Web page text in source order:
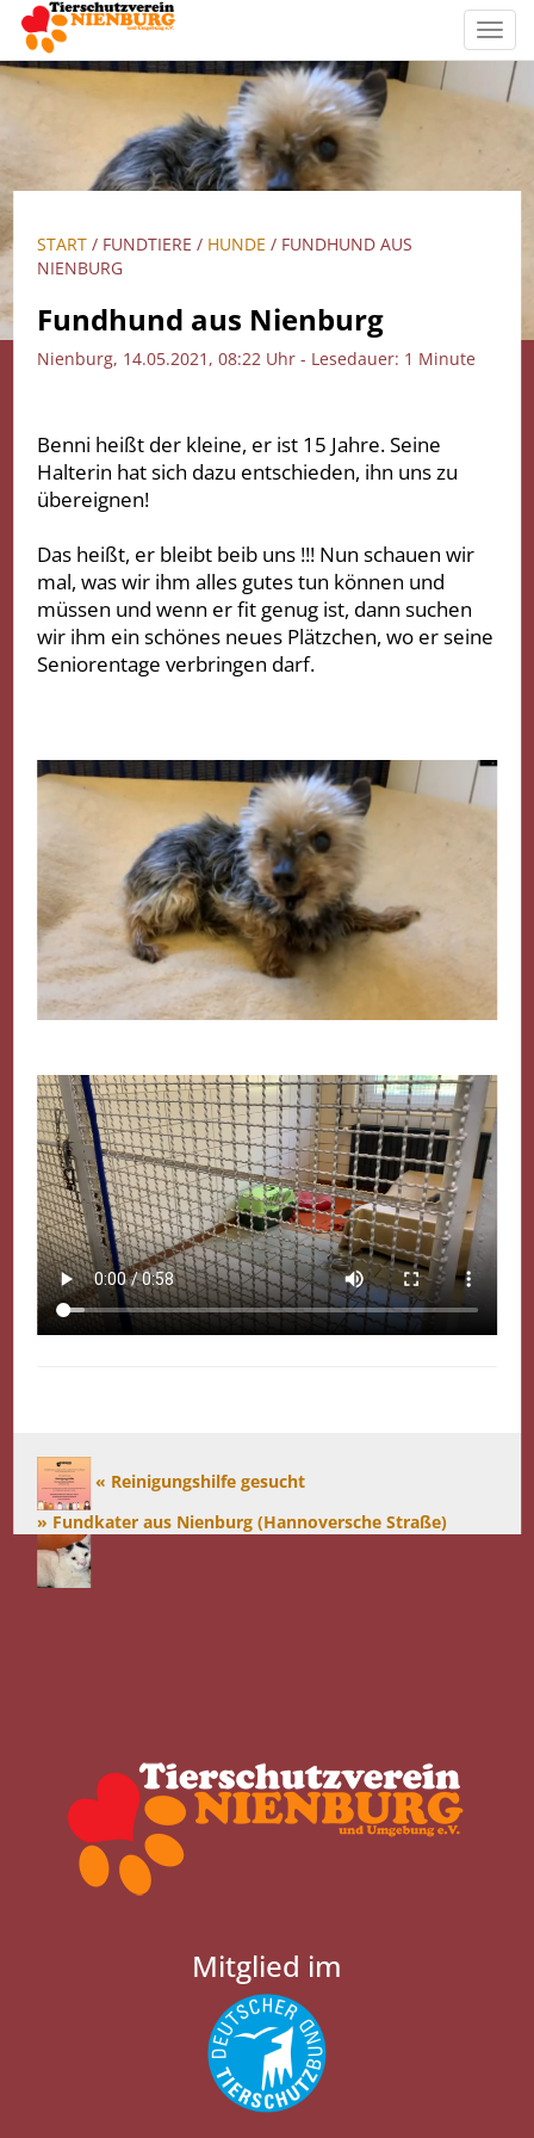
START / FUNDTIERE / HUNDE / FUNDHUND AUS
NIENBURG
Fundhund aus Nienburg
Nienburg, 14.05.2021, 08:22 Uhr - Lesedauer: 1 Minute
Benni heißt der kleine, er ist 15 Jahre. Seine
Halterin hat sich dazu entschieden, ihn uns zu
übereignen!
Das heißt, er bleibt beib uns !!! Nun schauen wir
mal, was wir ihm alles gutes tun können und
müssen und wenn er fit genug ist, dann suchen
wir ihm ein schönes neues Plätzchen, wo er seine
Seniorentage verbringen darf.
« Reinigungshilfe gesucht
» Fundkater aus Nienburg (Hannoversche Straße)
Mitglied im